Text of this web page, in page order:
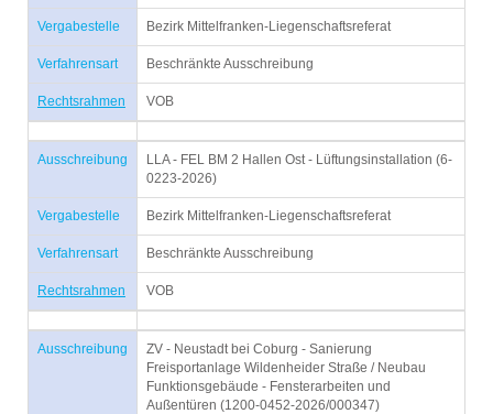
Vergabestelle Bezirk Mittelfranken-Liegenschaftsreferat
Verfahrensart Beschränkte Ausschreibung
Rechtsrahmen VOB
Ausschreibung
LLA - FEL BM 2 Hallen Ost - Lüftungsinstallation (6-
0223-2026)
Vergabestelle Bezirk Mittelfranken-Liegenschaftsreferat
Verfahrensart Beschränkte Ausschreibung
Rechtsrahmen VOB
Ausschreibung
ZV - Neustadt bei Coburg - Sanierung
Freisportanlage Wildenheider Straße / Neubau
Funktionsgebäude - Fensterarbeiten und
Außentüren (1200-0452-2026/000347)